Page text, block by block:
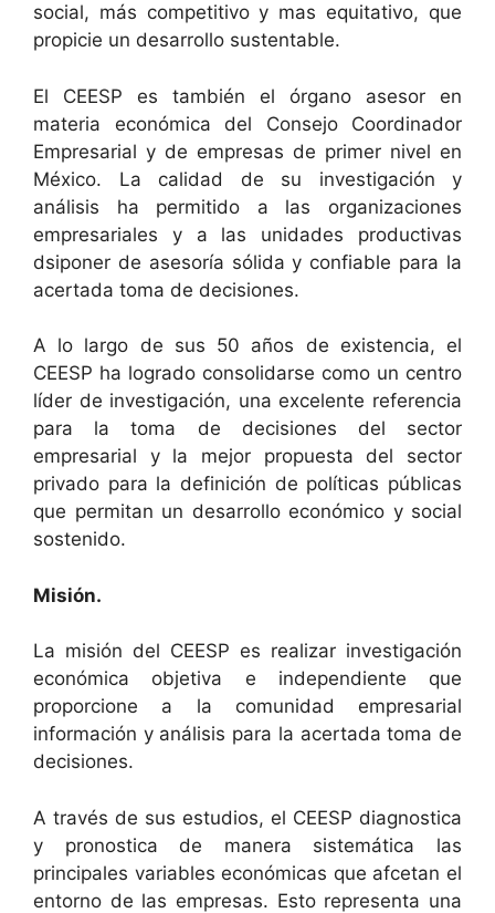
social, más competitivo y mas equitativo, que
propicie un desarrollo sustentable.
El CEESP es también el órgano asesor en
materia económica del Consejo Coordinador
Empresarial y de empresas de primer nivel en
México. La calidad de su investigación y
análisis ha permitido a las organizaciones
empresariales y a las unidades productivas
dsiponer de asesoría sólida y confiable para la
acertada toma de decisiones.
A lo largo de sus 50 años de existencia, el
CEESP ha logrado consolidarse como un centro
líder de investigación, una excelente referencia
para la toma de decisiones del sector
empresarial y la mejor propuesta del sector
privado para la definición de políticas públicas
que permitan un desarrollo económico y social
sostenido.
Misión.
La misión del CEESP es realizar investigación
económica objetiva e independiente que
proporcione a la comunidad empresarial
información y análisis para la acertada toma de
decisiones.
A través de sus estudios, el CEESP diagnostica
y pronostica de manera sistemática las
principales variables económicas que afcetan el
entorno de las empresas. Esto representa una